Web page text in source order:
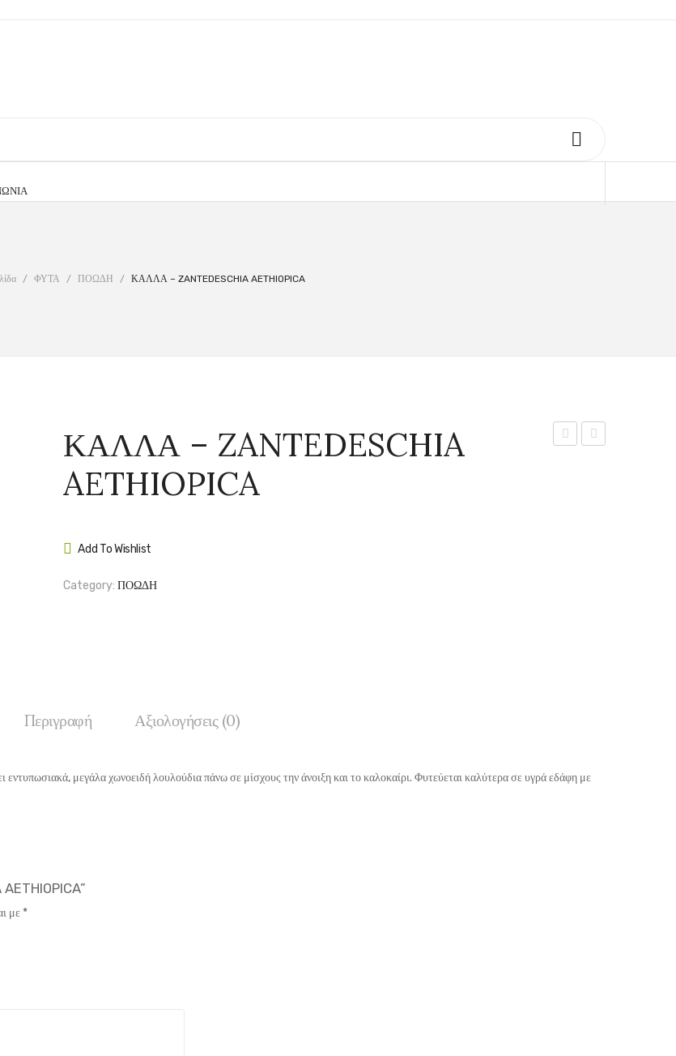
/ ΦΥΤΑ / ΠΟΩΔΗ / ΚΑΛΛΑ – ZANTEDESCHIA AETHIOPICA
ΚΑΛΛΑ – ZANTEDESCHIA
AETHIOPICA
Add To Wishlist
Category: ΠΟΩΔΗ
Περιγραφή Αξιολογήσεις (0)
μεγάλα χωνοειδή λουλούδια πάνω σε μίσχους την άνοιξη και το καλοκαίρι. Φυτεύεται καλύτερα σε υγρά εδάφη με
με *